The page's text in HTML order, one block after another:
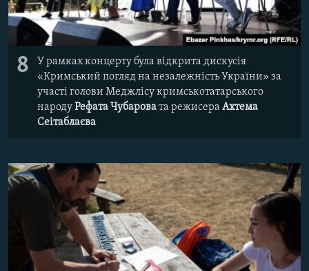
8
У рамках концерту була відкрита дискусія
«Кримський погляд на незалежність України» за
участі голови Меджлісу кримськотатарського
народуРефата Чубаровата режисера Ахтема
Сеітаблаєва